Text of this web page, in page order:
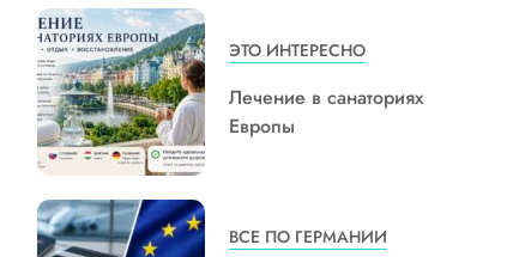
ЭТО ИНТЕРЕСНО
Лечение в санаториях
Европы
ВСЕ ПО ГЕРМАНИИ